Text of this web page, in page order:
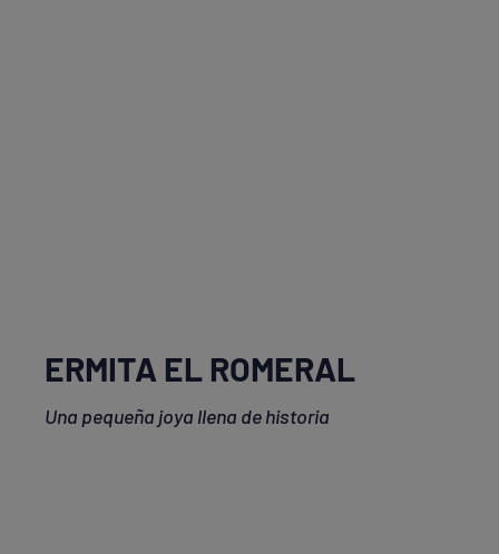
ERMITA EL ROMERAL
Una pequeña joya llena de historia